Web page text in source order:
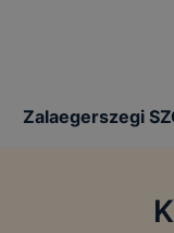
Zalaegerszegi